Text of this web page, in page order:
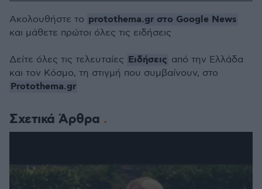
Σχετικά Άρθρα
Ακολουθήστε το protothema.gr στο Google News
και μάθετε πρώτοι όλες τις ειδήσεις
Δείτε όλες τις τελευταίες Ειδήσεις από την Ελλάδα
και τον Κόσμο, τη στιγμή που συμβαίνουν, στο
Protothema.gr